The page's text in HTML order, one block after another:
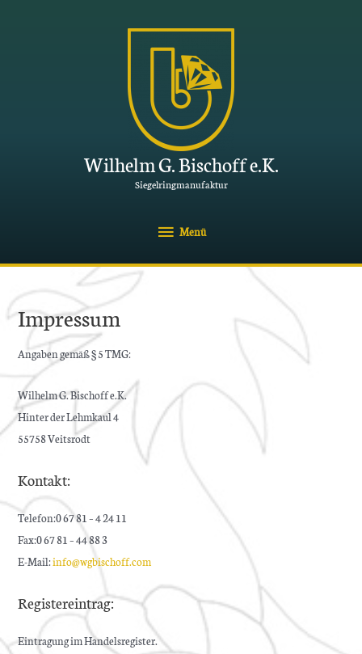
Wilhelm G. Bischoff e.K.
Siegelringmanufaktur
Menü
Menü
Impressum
Angaben gemäß § 5 TMG:
Wilhelm G. Bischoff e.K.
Hinter der Lehmkaul 4
55758 Veitsrodt
Kontakt:
Telefon:0 67 81 – 4 24 11
Fax:0 67 81 – 44 88 3
E-Mail:info@wgbischoff.com
Registereintrag:
Eintragung im Handelsregister.